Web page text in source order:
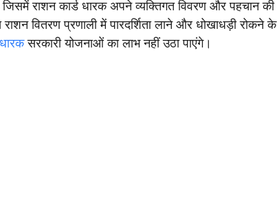
राशन कार्ड धारक अपने व्यक्तिगत विवरण और पहचान की
वितरण प्रणाली में पारदर्शिता लाने और धोखाधड़ी रोकने
सरकारी योजनाओं का लाभ नहीं उठा पाएंगे।